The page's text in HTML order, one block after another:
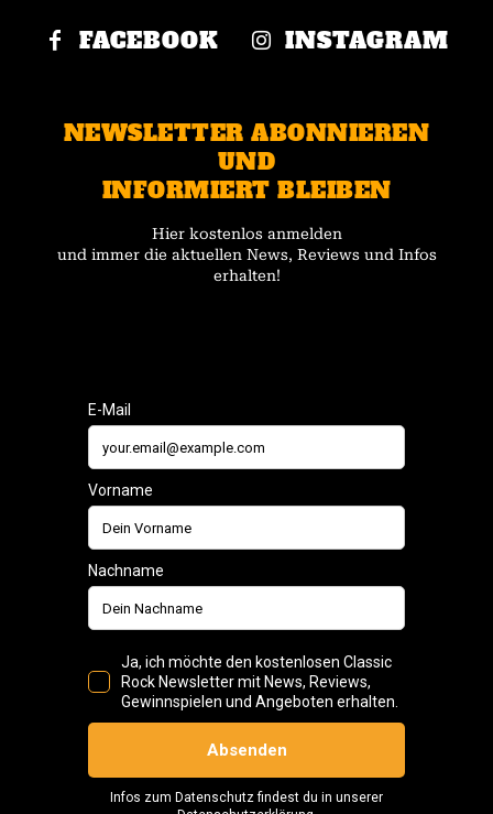
FACEBOOK INSTAGRAM
NEWSLETTER ABONNIEREN
UND
INFORMIERT BLEIBEN
Hier kostenlos anmelden
und immer die aktuellen News, Reviews und Infos
erhalten!